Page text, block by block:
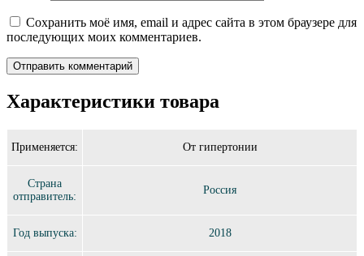
Сохранить моё имя, email и адрес сайта в этом браузере для
последующих моих комментариев.
Характеристики товара
Применяется: От гипертонии
Страна
отправитель:
Россия
Год выпуска: 2018